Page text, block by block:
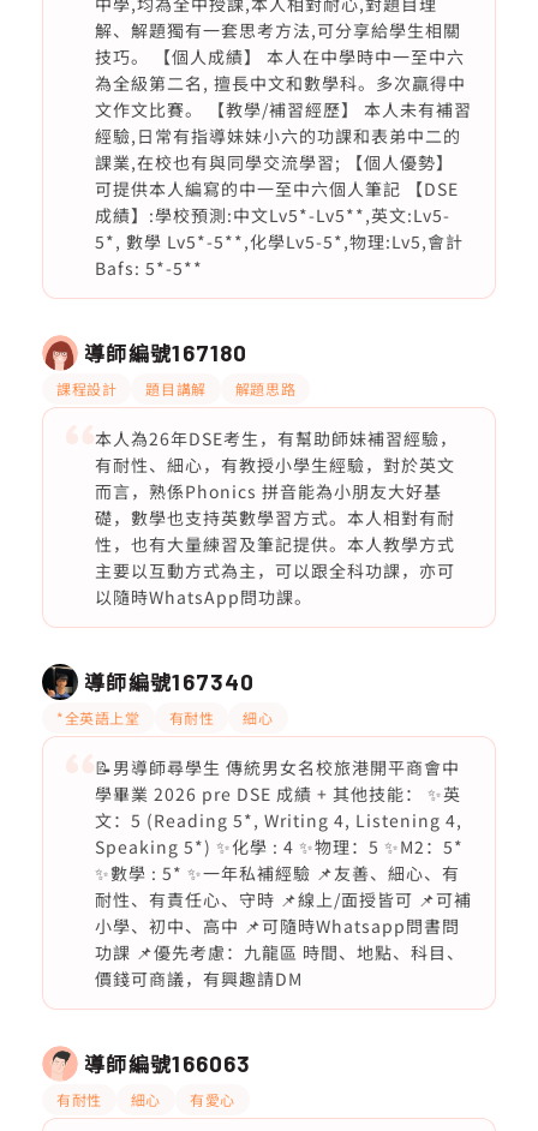
解、解題獨有一套思考方法,可分享給學生相關
技巧。 【個人成績】 本人在中學時中一至中六
為全級第二名, 擅長中文和數學科。多次贏得中
文作文比賽。 【教學/補習經歷】 本人未有補習
經驗,日常有指導妹妹小六的功課和表弟中二的
課業,在校也有與同學交流學習; 【個人優勢】
可提供本人編寫的中一至中六個人筆記 【DSE
成績】:學校預測:中文Lv5*-Lv5**,英文:Lv5-
5*, 數學 Lv5*-5**,化學Lv5-5*,物理:Lv5,會計
Bafs: 5*-5**
導師編號167180
課程設計 題目講解 解題思路
本人為26年DSE考生，有幫助師妹補習經驗，
有耐性、細心，有教授小學生經驗，對於英文
而言，熟係Phonics 拼音能為小朋友大好基
礎，數學也支持英數學習方式。本人相對有耐
性，也有大量練習及筆記提供。本人教學方式
主要以互動方式為主，可以跟全科功課，亦可
以隨時WhatsApp問功課。
導師編號167340
*全英語上堂 有耐性 細心
📝男導師尋學生 傳統男女名校旅港開平商會中
學畢業 2026 pre DSE 成績 + 其他技能： ✨英
文：5 (Reading 5*, Writing 4, Listening 4,
Speaking 5*) ✨化學 : 4 ✨物理：5 ✨M2：5*
✨數學 : 5* ✨一年私補經驗 📌友善、細心、有
耐性、有責任心、守時 📌線上/面授皆可 📌可補
小學、初中、高中 📌可隨時Whatsapp問書問
功課 📌優先考慮：九龍區 時間、地點、科目、
價錢可商議，有興趣請DM
導師編號166063
有耐性 細心 有愛心